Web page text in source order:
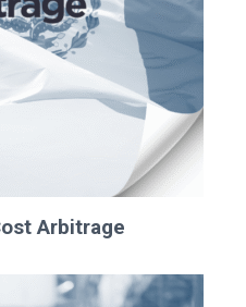
Arbitrage